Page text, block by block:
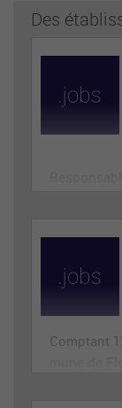
Des
Comptant